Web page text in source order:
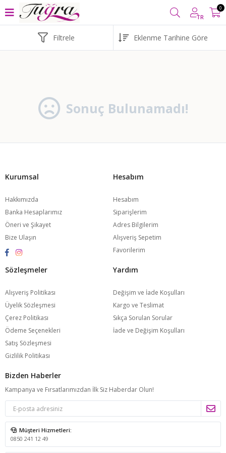
VE ÜZERİ ALIŞVERİŞLERİNİZDE YURT
TR
0
Filtrele
Sonuç Bulunamadı!
Kurumsal
Hakkımızda
Banka Hesaplarımız
Öneri ve Şikayet
Bize Ulaşın
Hesabım
Hesabım
Siparişlerim
Adres Bilgilerim
Alışveriş Sepetim
Favorilerim
Sözleşmeler
Alışveriş Politikası
Üyelik Sözleşmesi
Çerez Politikası
Ödeme Seçenekleri
Satış Sözleşmesi
Gizlilik Politikası
Yardım
Değişim ve İade Koşulları
Kargo ve Teslimat
Sıkça Sorulan Sorular
İade ve Değişim Koşulları
Bizden Haberler
Kampanya ve Fırsatlarımızdan İlk Siz Haberdar Olun!
Müşteri Hizmetleri:
0850 241 12 49